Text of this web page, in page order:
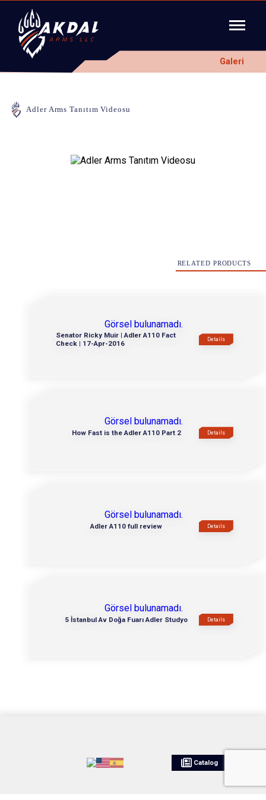
Galeri
Adler Arms Tanıtım Videosu
RELATED PRODUCTS
Görsel bulunamadı.
Senator Ricky Muir | Adler A110 Fact
Check | 17-Apr-2016
Details
Görsel bulunamadı.
How Fast is the Adler A110 Part 2 Details
Görsel bulunamadı.
Adler A110 full review Details
Görsel bulunamadı.
5 İstanbul Av Doğa Fuarı Adler Studyo Details
Catalog